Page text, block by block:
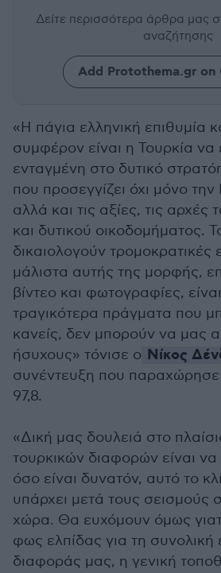
Δείτε περισσότερα άρθρα μας
αναζήτησης
Add Protothema.gr on
«Η πάγια ελληνική επιθυμία
συμφέρον είναι η Τουρκία να
ενταγμένη στο δυτικό
που προσεγγίζει όχι μόνο
αλλά και τις αξίες, τις αρχές
και δυτικού οικοδομήματος.
δικαιολογούν τρομοκρατικές
μάλιστα αυτής της μορφής,
βίντεο και φωτογραφίες,
τραγικότερα πράγματα που
κανείς, δεν μπορούν να μας
ήσυχους» τόνισε ο Νίκος
συνέντευξη που παραχώρησε
97,8.
«Δική μας δουλειά στο
τουρκικών διαφορών είναι
όσο είναι δυνατόν, αυτό το
υπάρχει μετά τους σεισμούς
χώρα. Θα ευχόμουν όμως
φως ελπίδας για τη συνολική
διαφοράς μας, η γενική